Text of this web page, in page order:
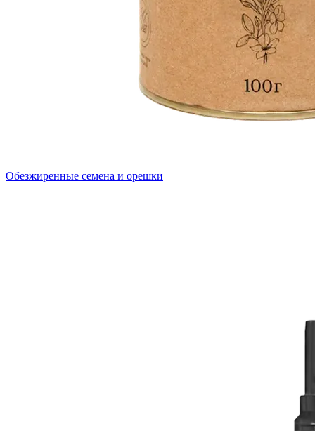
Обезжиренные семена и орешки